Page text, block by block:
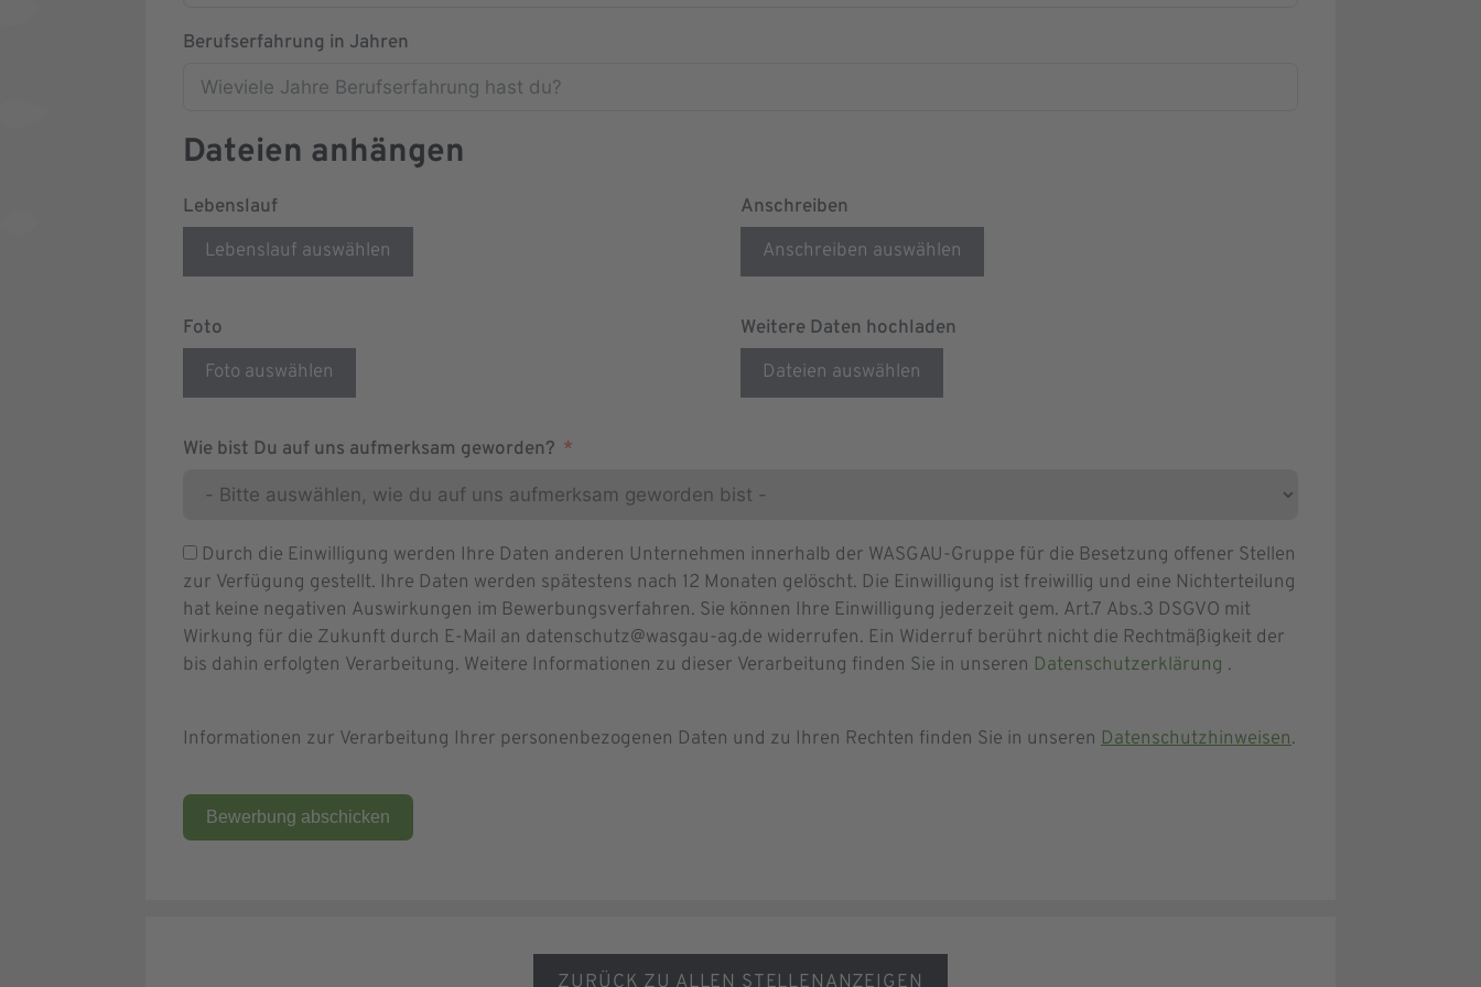
Berufserfahrung in Jahren
Dateien anhängen
Lebenslauf
Lebenslauf auswählen
Anschreiben
Anschreiben auswählen
Foto
Foto auswählen
Weitere Daten hochladen
Dateien auswählen
Wie bist Du auf uns aufmerksam geworden?
Durch die Einwilligung werden Ihre Daten anderen Unternehmen innerhalb der WASGAU-Gruppe für die Besetzung offener Stellen
zur Verfügung gestellt. Ihre Daten werden spätestens nach 12 Monaten gelöscht. Die Einwilligung ist freiwillig und eine Nichterteilung
hat keine negativen Auswirkungen im Bewerbungsverfahren. Sie können Ihre Einwilligung jederzeit gem. Art.7 Abs.3 DSGVO mit
Wirkung für die Zukunft durch E-Mail an datenschutz@wasgau-ag.de widerrufen. Ein Widerruf berührt nicht die Rechtmäßigkeit der
bis dahin erfolgten Verarbeitung. Weitere Informationen zu dieser Verarbeitung finden Sie in unseren Datenschutzerklärung .
Informationen zur Verarbeitung Ihrer personenbezogenen Daten und zu Ihren Rechten finden Sie in unseren Datenschutzhinweisen.
Bewerbung abschicken